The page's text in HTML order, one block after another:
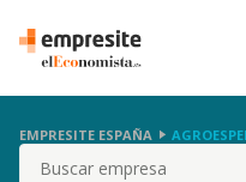
EMPRESITE ESPAÑA
Buscar